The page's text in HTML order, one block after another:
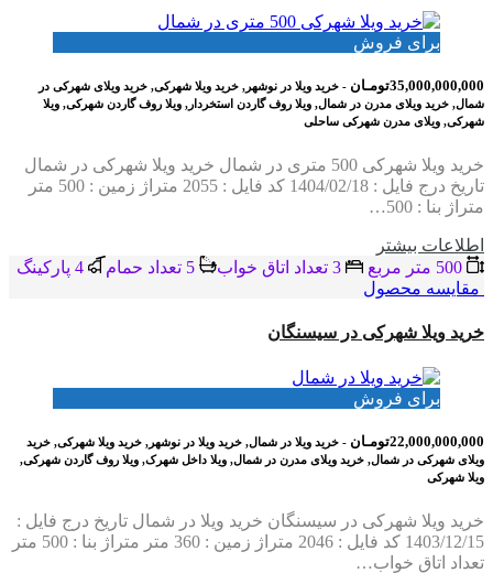
برای فروش
35,000,000,000تومـان
- خرید ویلا در نوشهر, خرید ویلا شهرکی, خرید ویلای شهرکی در
شمال, خرید ویلای مدرن در شمال, ویلا روف گاردن استخردار, ویلا روف گاردن شهرکی, ویلا
شهرکی, ویلای مدرن شهرکی ساحلی
خرید ویلا شهرکی 500 متری در شمال خرید ویلا شهرکی در شمال
تاریخ درج فایل : 1404/02/18 کد فایل : 2055 متراژ زمین : 500 متر
متراژ بنا : 500…
اطلاعات بيشتر
مقایسه محصول
خرید ویلا شهرکی در سیسنگان
برای فروش
22,000,000,000تومـان
- خرید ویلا در شمال, خرید ویلا در نوشهر, خرید ویلا شهرکی, خرید
ویلای شهرکی در شمال, خرید ویلای مدرن در شمال, ویلا داخل شهرک, ویلا روف گاردن شهرکی,
ویلا شهرکی
خرید ویلا شهرکی در سیسنگان خرید ویلا در شمال تاریخ درج فایل :
1403/12/15 کد فایل : 2046 متراژ زمین : 360 متر متراژ بنا : 500 متر
تعداد اتاق خواب…